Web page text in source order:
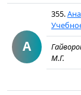
А
355.
М.Г.